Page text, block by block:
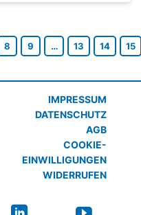
8 9 … 13 14 15
IMPRESSUM
DATENSCHUTZ
AGB
COOKIE-
EINWILLIGUNGEN
WIDERRUFEN